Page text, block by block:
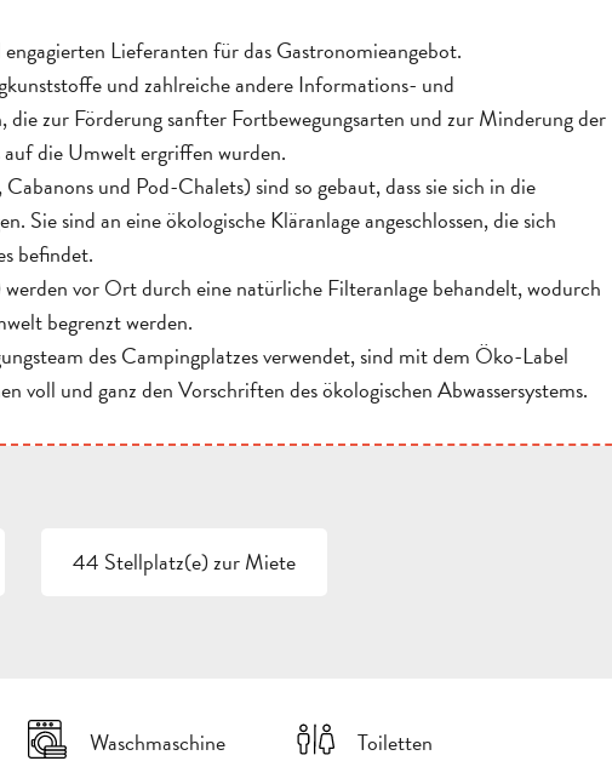
Lieferanten für das Gastronomieangebot.
und zahlreiche andere Informations- und
die zur Förderung sanfter Fortbewegungsarten und zur Minderung der
die Umwelt ergriffen wurden.
und Pod-Chalets) sind so gebaut, dass sie sich in die
Sie sind an eine ökologische Kläranlage angeschlossen, die sich
befindet.
vor Ort durch eine natürliche Filteranlage behandelt, wodurch
begrenzt werden.
des Campingplatzes verwendet, sind mit dem Öko-Label
voll und ganz den Vorschriften des ökologischen Abwassersystems.
44 Stellplatz(e) zur Miete
Waschmaschine
Toiletten